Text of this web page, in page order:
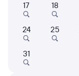
Кто едет
17 18
24 25
31